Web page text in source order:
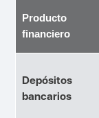
Producto
financiero
Depósitos
bancarios